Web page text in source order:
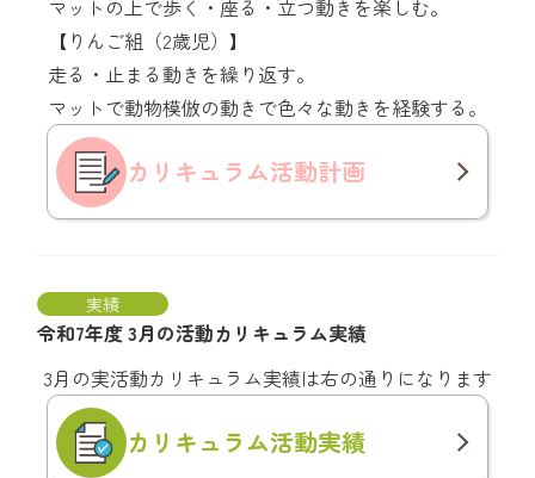
マットの上で歩く・座る・立つ動きを楽しむ。
【りんご組（2歳児）】
走る・止まる動きを繰り返す。
マットで動物模倣の動きで色々な動きを経験する。
カリキュラム活動計画
実績
令和7年度 3月の活動カリキュラム実績
3月の実活動カリキュラム実績は右の通りになります
カリキュラム活動実績